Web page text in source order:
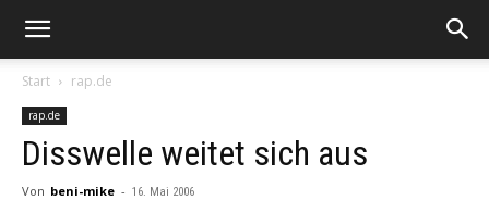
Start rap.de
rap.de
Disswelle weitet sich aus
Von beni-mike - 16. Mai 2006